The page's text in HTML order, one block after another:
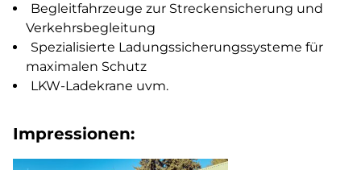
Begleitfahrzeuge zur Streckensicherung und
Verkehrsbegleitung
Spezialisierte Ladungssicherungssysteme für
maximalen Schutz
LKW-Ladekrane uvm.
Impressionen: